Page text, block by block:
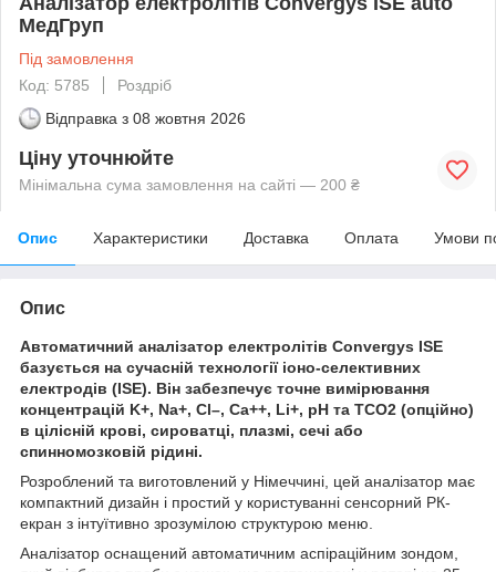
МедГруп
Під замовлення
Код: 5785
Роздріб
Відправка з 08 жовтня 2026
Ціну уточнюйте
Мінімальна сума замовлення на сайті — 200 ₴
Опис Характеристики Доставка Оплата Умови
Опис
Автоматичний аналізатор електролітів Convergys ISE
базується на сучасній технології іоно-селективних
електродів (ISE). Він забезпечує точне вимірювання
концентрацій K+, Na+, Cl–, Ca++, Li+, pH та TCO2 (опційно)
в цілісній крові, сироватці, плазмі, сечі або
спинномозковій рідині.
Розроблений та виготовлений у Німеччині, цей аналізатор має
компактний дизайн і простий у користуванні сенсорний РК-
екран з інтуїтивно зрозумілою структурою меню.
Аналізатор оснащений автоматичним аспіраційним зондом,